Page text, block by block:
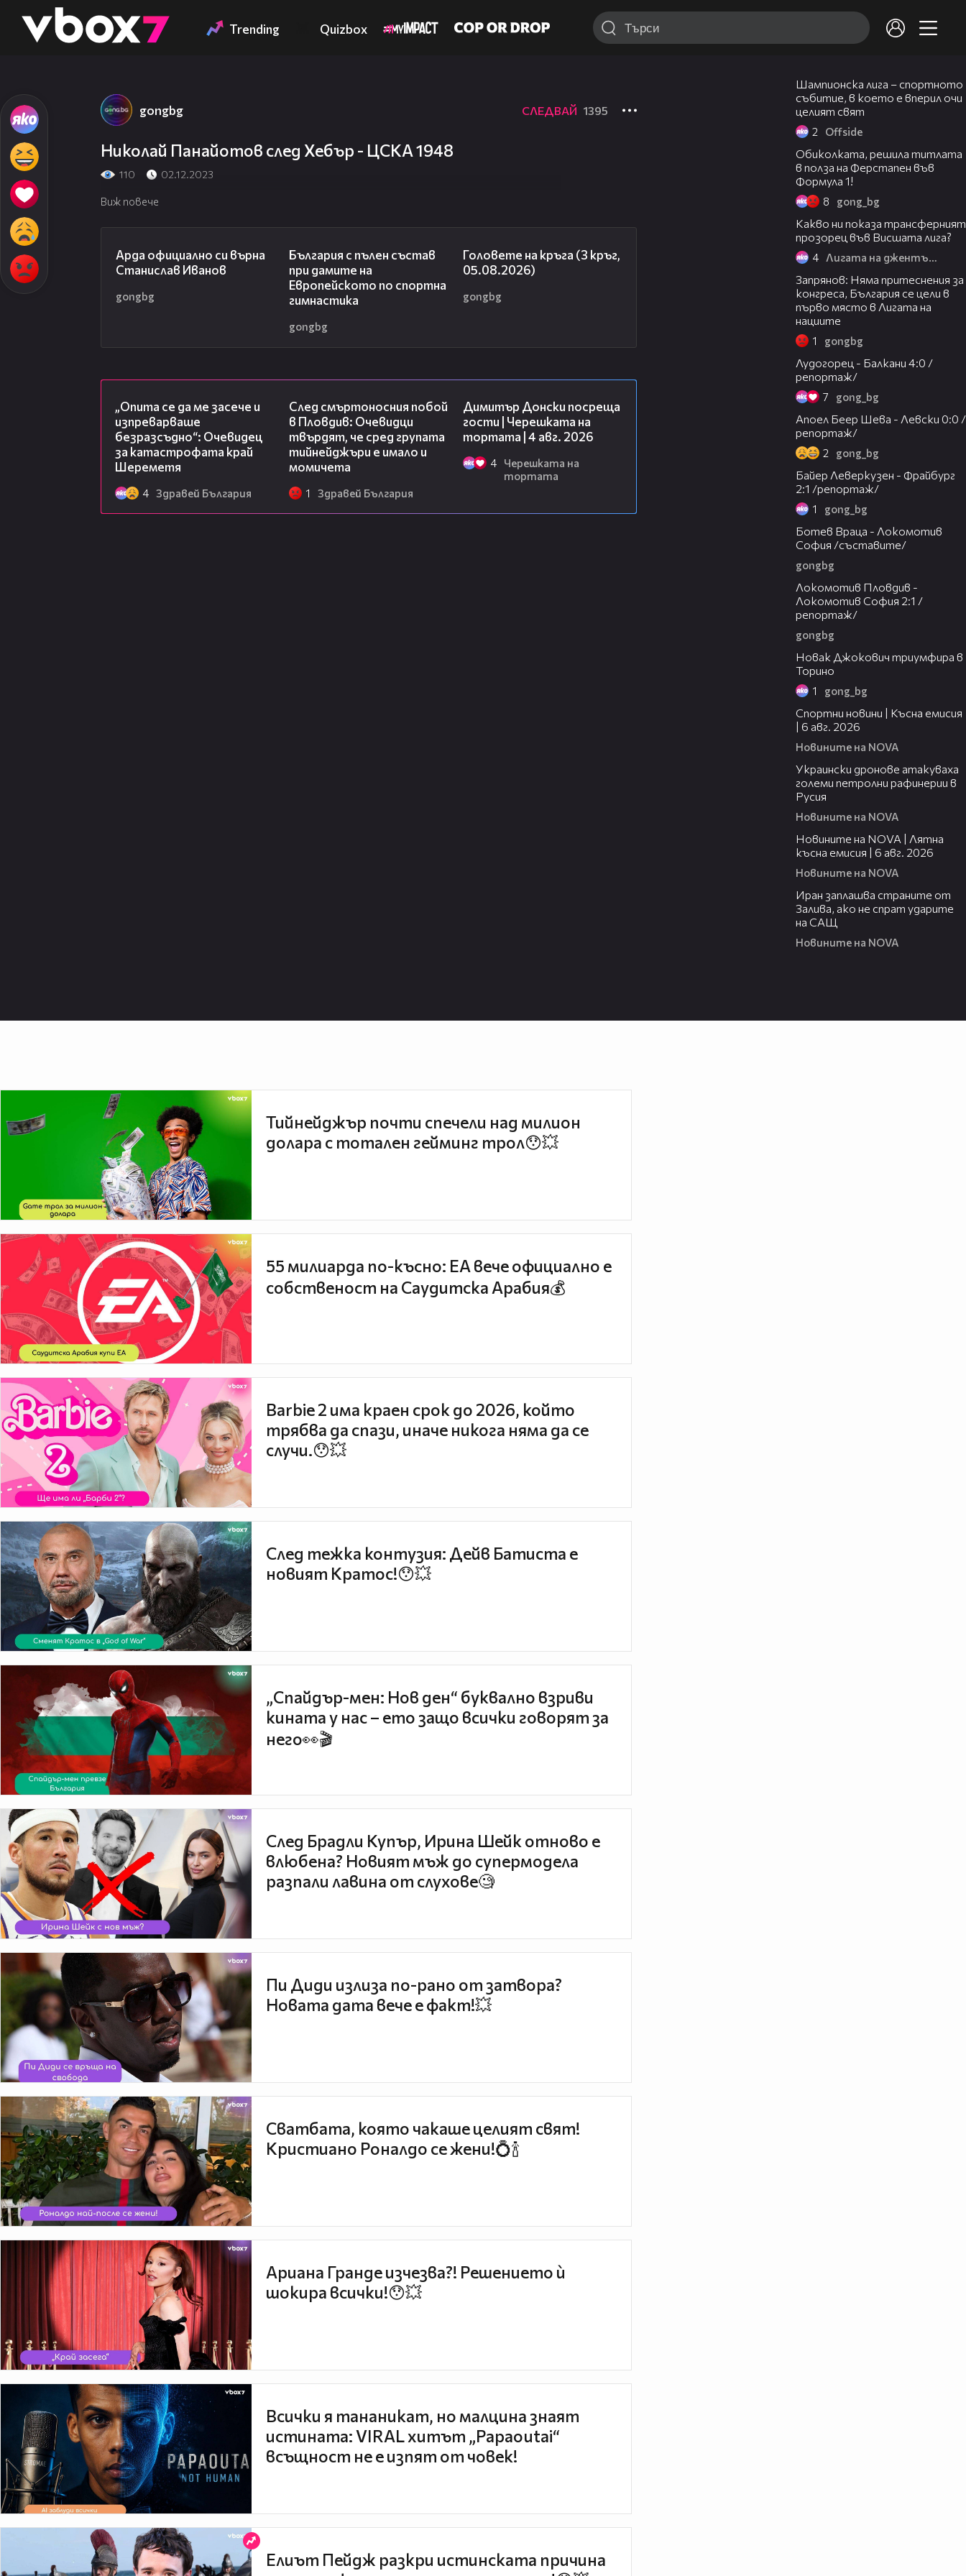
👾 Trending Quizbox
gongbg СЛЕДВАЙ 1395
Николай Панайотов след Хебър - ЦСКА 1948
110 02.12.2023
Виж повече
Арда официално си върна
Станислав Иванов
gongbg
България с пълен състав
при дамите на
Европейското по спортна
гимнастика
gongbg
Головете на кръга (3 кръг,
05.08.2026)
gongbg
„Опита се да ме засече и
изпреварваше
безразсъдно“: Очевидец
за катастрофата край
Шереметя
4 Здравей България
След смъртоносния побой
в Пловдив: Очевидци
твърдят, че сред групата
тийнейджъри е имало и
момичета
1 Здравей България
Димитър Донски посреща
гости | Черешката на
тортата | 4 авг. 2026
4
Черешката на
тортата
Шампионска лига – спортното
събитие, в което е вперил очи
целият свят
2 Оffside
Обиколката, решила титлата
в полза на Ферстапен във
Формула 1!
8 gong_bg
Какво ни показа трансферният
прозорец във Висшата лига?
4 Лигата на джентълмените
Запрянов: Няма притеснения за
конгреса, България се цели в
първо място в Лигата на
нациите
1 gongbg
Лудогорец - Балкани 4:0 /
репортаж/
7 gong_bg
Апоел Беер Шева - Левски 0:0 /
репортаж/
2 gong_bg
Байер Леверкузен - Фрайбург
2:1 /репортаж/
1 gong_bg
Ботев Враца - Локомотив
София /съставите/
gongbg
Локомотив Пловдив -
Локомотив София 2:1 /
репортаж/
gongbg
Новак Джокович триумфира в
Торино
1 gong_bg
Спортни новини | Късна емисия
| 6 авг. 2026
Новините на NOVA
Украински дронове атакуваха
големи петролни рафинерии в
Русия
Новините на NOVA
Новините на NOVA | Лятна
късна емисия | 6 авг. 2026
Новините на NOVA
Иран заплашва страните от
Залива, ако не спрат ударите
на САЩ
Новините на NOVA
Тийнейджър почти спечели над милион
долара с тотален гейминг трол😯💥
55 милиарда по-късно: EA вече официално е
собственост на Саудитска Арабия💰
Barbie 2 има краен срок до 2026, който
трябва да спази, иначе никога няма да се
случи.😯💥
След тежка контузия: Дейв Батиста е
новият Кратос!😯💥
„Спайдър-мен: Нов ден“ буквално взриви
кината у нас – ето защо всички говорят за
него👀🎬
След Брадли Купър, Ирина Шейк отново е
влюбена? Новият мъж до супермодела
разпали лавина от слухове🧐
Пи Диди излиза по-рано от затвора?
Новата дата вече е факт!💥
Сватбата, която чакаше целият свят!
Кристиано Роналдо се жени!💍🍾
Ариана Гранде изчезва?! Решението ѝ
шокира всички!😯💥
Всички я тананикат, но малцина знаят
истината: VIRAL хитът „Papaoutai“
всъщност не е изпят от човек!
Елиът Пейдж разкри истинската причина